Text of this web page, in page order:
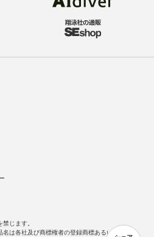
じます。
は各社及び商標権者の登録商標あるいは商標で